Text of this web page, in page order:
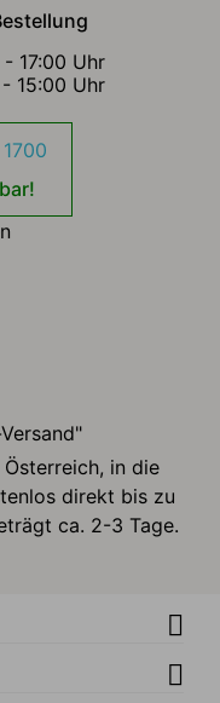
- 17:00 Uhr
15:00 Uhr
in die
direkt bis zu
ca. 2-3 Tage.